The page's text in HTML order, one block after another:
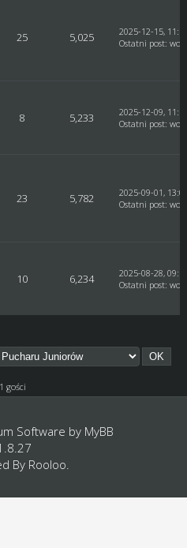
25 5,025
2025-12-15,
Ostatni post:
8 5,233
2025-12-09,
Ostatni post:
23 5,782
2025-09-01,
Ostatni post:
10 6,234
2025-08-28,
Ostatni post:
gości
Software by MyBB
By Rooloo